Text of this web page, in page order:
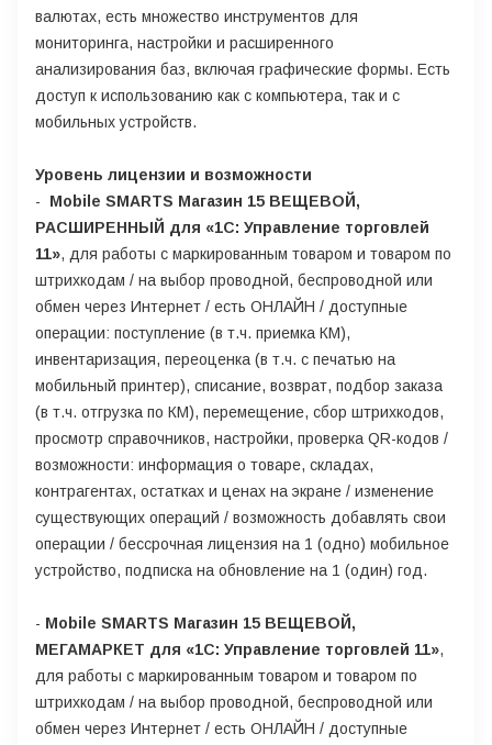
валютах, есть множество инструментов для
мониторинга, настройки и расширенного
анализирования баз, включая графические формы. Есть
доступ к использованию как с компьютера, так и с
мобильных устройств.
Уровень лицензии и возможности
-
Mobile SMARTS Магазин 15 ВЕЩЕВОЙ,
РАСШИРЕННЫЙ для «1С: Управление торговлей
11», для работы с маркированным товаром и товаром по
штрихкодам / на выбор проводной, беспроводной или
обмен через Интернет / есть ОНЛАЙН / доступные
операции: поступление (в т.ч. приемка КМ),
инвентаризация, переоценка (в т.ч. с печатью на
мобильный принтер), списание, возврат, подбор заказа
(в т.ч. отгрузка по КМ), перемещение, сбор штрихкодов,
просмотр справочников, настройки, проверка QR-кодов /
возможности: информация о товаре, складах,
контрагентах, остатках и ценах на экране / изменение
существующих операций / возможность добавлять свои
операции / бессрочная лицензия на 1 (одно) мобильное
устройство, подписка на обновление на 1 (один) год.
- Mobile SMARTS Магазин 15 ВЕЩЕВОЙ,
МЕГАМАРКЕТ для «1С: Управление торговлей 11»,
для работы с маркированным товаром и товаром по
штрихкодам / на выбор проводной, беспроводной или
обмен через Интернет / есть ОНЛАЙН / доступные